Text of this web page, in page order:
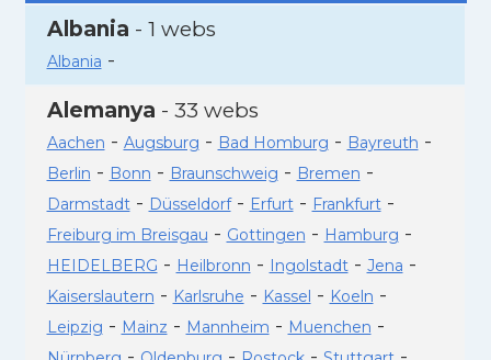
Albania - 1 webs
Albania -
Alemanya - 33 webs
Aachen - Augsburg - Bad Homburg - Bayreuth -
Berlin - Bonn - Braunschweig - Bremen -
Darmstadt- Düsseldorf- Erfurt- Frankfurt-
Freiburg im Breisgau - Gottingen - Hamburg -
HEIDELBERG - Heilbronn - Ingolstadt- Jena -
Kaiserslautern - Karlsruhe - Kassel - Koeln -
Leipzig - Mainz - Mannheim - Muenchen -